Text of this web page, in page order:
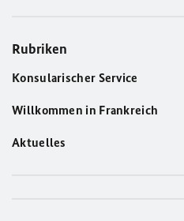
Rubriken
Konsularischer Service
Willkommen in Frankreich
Aktuelles